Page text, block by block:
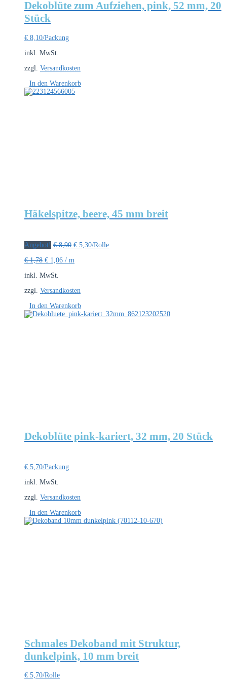
Dekoblüte zum Aufziehen, pink, 52 mm, 20
Stück
€ 8,10/Packung
inkl. MwSt.
zzgl. Versandkosten
In den Warenkorb
Häkelspitze, beere, 45 mm breit
Angebot! €8,90 Ursprünglicher
war:
€ 5,30Aktueller
/Rolle
€1,78 € 1,06 / m
inkl. MwSt.
zzgl. Versandkosten
In den Warenkorb
Dekoblüte pink-kariert, 32 mm, 20 Stück
€ 5,70/Packung
inkl. MwSt.
zzgl. Versandkosten
In den Warenkorb
Schmales Dekoband mit Struktur,
dunkelpink, 10 mm breit
€ 5,70/Rolle